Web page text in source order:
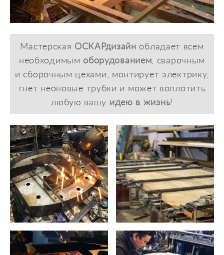
Мастерская ОСКАРдизайн обладает всем
необходимым оборудованием , сварочным
и сборочным цехами, монтирует электрику,
гнет неоновые трубки и может воплотить
любую вашу идею в жизнь!